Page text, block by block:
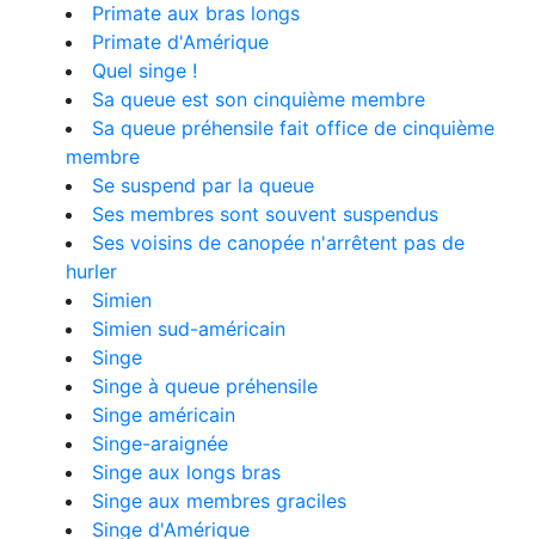
Primate aux bras longs
Primate d'Amérique
Quel singe !
Sa queue est son cinquième membre
Sa queue préhensile fait office de cinquième
membre
Se suspend par la queue
Ses membres sont souvent suspendus
Ses voisins de canopée n'arrêtent pas de
hurler
Simien
Simien sud-américain
Singe
Singe à queue préhensile
Singe américain
Singe-araignée
Singe aux longs bras
Singe aux membres graciles
Singe d'Amérique